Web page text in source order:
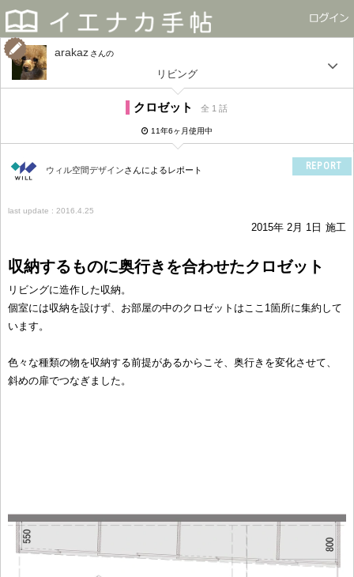
arakaz さん
リビング
クロゼット 全 1 話
11年6ヶ月使用中
ウィル空間デザインさんによるレポート REPORT
last update : 2016.4.25
2015年 2月 1日 施工
収納するものに奥行きを合わせたクロゼット
リビングに造作した収納。
個室には収納を設けず、お部屋の中のクロゼットはここ1箇所に集約して
います。
色々な種類の物を収納する前提があるからこそ、奥行きを変化させて、
斜めの扉でつなぎました。